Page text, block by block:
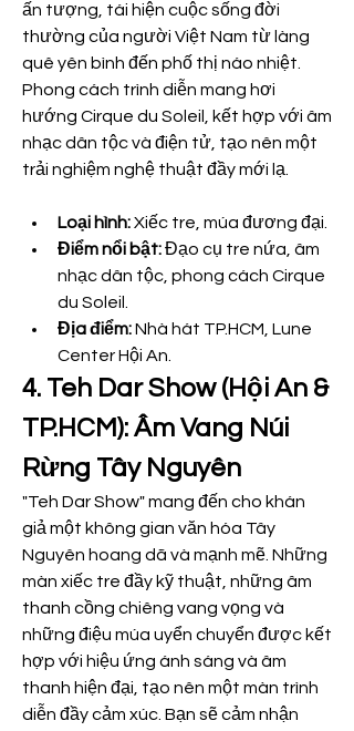
ấn tượng, tái hiện cuộc sống đời
thường của người Việt Nam từ làng
quê yên bình đến phố thị náo nhiệt.
Phong cách trình diễn mang hơi
hướng Cirque du Soleil, kết hợp với âm
nhạc dân tộc và điện tử, tạo nên một
trải nghiệm nghệ thuật đầy mới lạ.
Loại hình: Xiếc tre, múa đương đại.
Điểm nổi bật: Đạo cụ tre nứa, âm
nhạc dân tộc, phong cách Cirque
du Soleil.
Địa điểm: Nhà hát TP.HCM, Lune
Center Hội An.
4. Teh Dar Show (Hội An &
TP.HCM): Âm Vang Núi
Rừng Tây Nguyên
"Teh Dar Show" mang đến cho khán
giả một không gian văn hóa Tây
Nguyên hoang dã và mạnh mẽ. Những
màn xiếc tre đầy kỹ thuật, những âm
thanh cồng chiêng vang vọng và
những điệu múa uyển chuyển được kết
hợp với hiệu ứng ánh sáng và âm
thanh hiện đại, tạo nên một màn trình
diễn đầy cảm xúc. Bạn sẽ cảm nhận